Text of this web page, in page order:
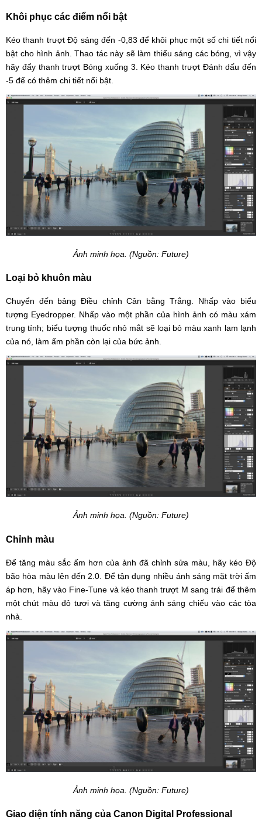
Khôi phục các điểm nổi bật
Kéo thanh trượt Độ sáng đến -0,83 để khôi phục một số chi tiết nổi
bật cho hình ảnh. Thao tác này sẽ làm thiếu sáng các bóng, vì vậy
hãy đẩy thanh trượt Bóng xuống 3. Kéo thanh trượt Đánh dấu đến
-5 để có thêm chi tiết nổi bật.
Ảnh minh họa. (Nguồn: Future)
Loại bỏ khuôn màu
Chuyển đến bảng Điều chỉnh Cân bằng Trắng. Nhấp vào biểu
tượng Eyedropper. Nhấp vào một phần của hình ảnh có màu xám
trung tính; biểu tượng thuốc nhỏ mắt sẽ loại bỏ màu xanh lam lạnh
của nó, làm ấm phần còn lại của bức ảnh.
Ảnh minh họa. (Nguồn: Future)
Chỉnh màu
Để tăng màu sắc ấm hơn của ảnh đã chỉnh sửa màu, hãy kéo Độ
bão hòa màu lên đến 2.0. Để tận dụng nhiều ánh sáng mặt trời ấm
áp hơn, hãy vào Fine-Tune và kéo thanh trượt M sang trái để thêm
một chút màu đỏ tươi và tăng cường ánh sáng chiếu vào các tòa
nhà.
Ảnh minh họa. (Nguồn: Future)
Giao diện tính năng của Canon Digital Professional